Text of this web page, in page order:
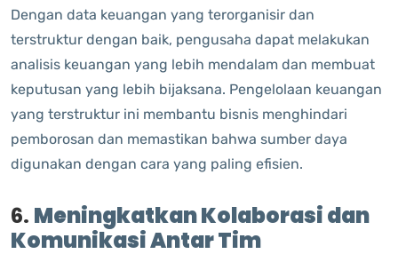
Dengan data keuangan yang terorganisir dan
terstruktur dengan baik, pengusaha dapat melakukan
analisis keuangan yang lebih mendalam dan membuat
keputusan yang lebih bijaksana. Pengelolaan keuangan
yang terstruktur ini membantu bisnis menghindari
pemborosan dan memastikan bahwa sumber daya
digunakan dengan cara yang paling efisien.
6. Meningkatkan Kolaborasi dan
Komunikasi Antar Tim